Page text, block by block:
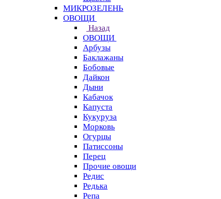
МИКРОЗЕЛЕНЬ
ОВОЩИ
Назад
ОВОЩИ
Арбузы
Баклажаны
Бобовые
Дайкон
Дыни
Кабачок
Капуста
Кукуруза
Морковь
Огурцы
Патиссоны
Перец
Прочие овощи
Редис
Редька
Репа